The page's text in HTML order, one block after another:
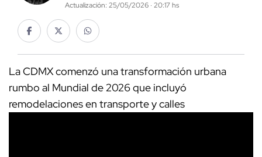
Actualización: 25/05/2026 · 20:17 hs
La CDMX comenzó una transformación urbana
rumbo al Mundial de 2026 que incluyó
remodelaciones en transporte y calles